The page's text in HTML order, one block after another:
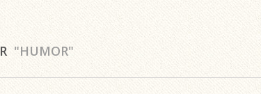
"HUMOR"